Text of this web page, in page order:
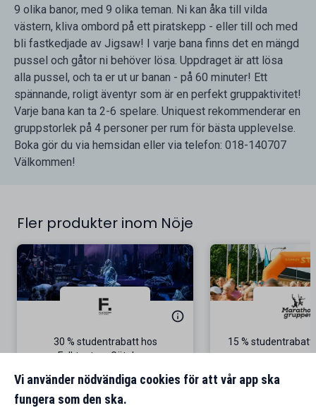
9 olika banor, med 9 olika teman. Ni kan åka till vilda
västern, kliva ombord på ett piratskepp - eller till och med
bli fastkedjade av Jigsaw! I varje bana finns det en mängd
pussel och gåtor ni behöver lösa. Uppdraget är att lösa
alla pussel, och ta er ut ur banan - på 60 minuter! Ett
spännande, roligt äventyr som är en perfekt gruppaktivitet!
Varje bana kan ta 2-6 spelare. Uniquest rekommenderar en
gruppstorlek på 4 personer per rum för bästa upplevelse.
Boka gör du via hemsidan eller via telefon: 018-140707
Välkommen!
Fler produkter inom Nöje
30 % studentrabatt hos
Folkteatern Göteborg
Gäller på föreställningen The Black
Rider
Till rabatten
15 % studentrabatt
Vi använder nödvändiga cookies för att vår app ska
fungera som den ska.